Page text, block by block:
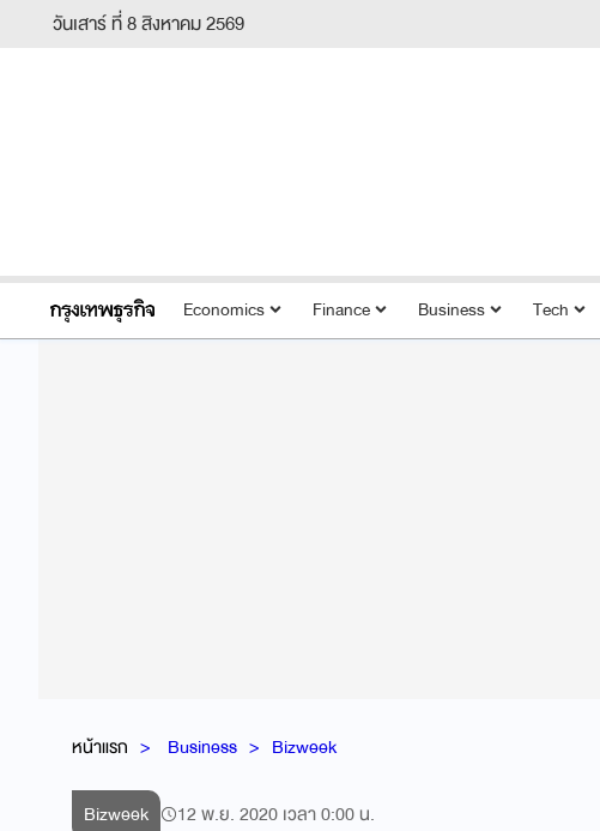
วันเสาร์ ที่ 8 สิงหาคม 2569
Economics Finance Business Tech
หน้าแรก Business Bizweek
Bizweek 12 พ.ย. 2020 เวลา 0:00 น.